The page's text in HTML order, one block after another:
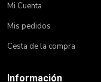
Mi Cuenta
Mis pedidos
Cesta de la compra
Información